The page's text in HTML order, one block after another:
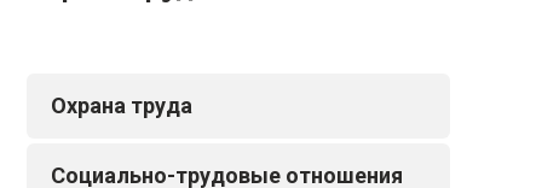
Охрана труда
Социально-трудовые отношения